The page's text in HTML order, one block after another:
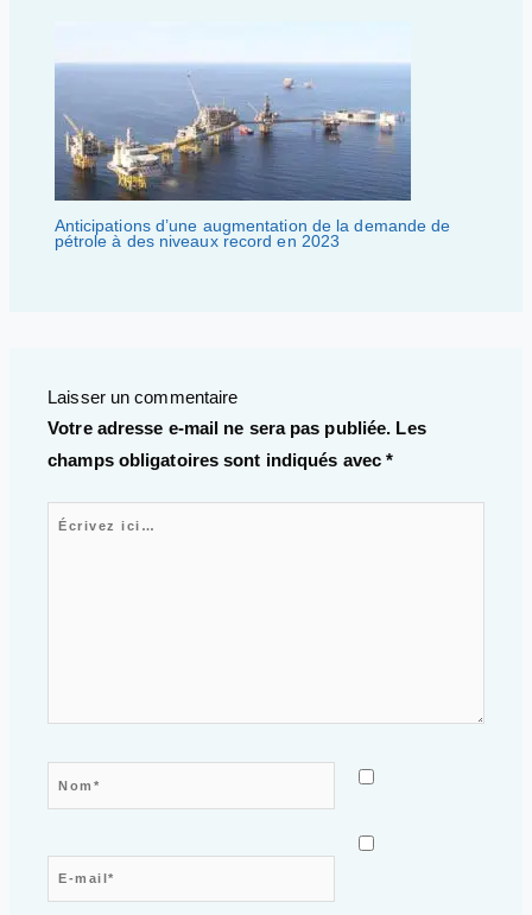
Anticipations d’une augmentation de la demande de
pétrole à des niveaux record en 2023
Laisser un commentaire
Votre adresse e-mail ne sera pas publiée. Les
champs obligatoires sont indiqués avec*